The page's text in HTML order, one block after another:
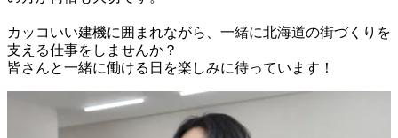
カッコいい建機に囲まれながら、一緒に北海道の街づくりを
支える仕事をしませんか？